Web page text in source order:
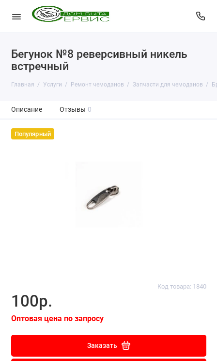
Бегунок №8 реверсивный никель
встречный
Главная Услуги Ремонт чемоданов Запчасти для чемоданов
Описание Отзывы 0
Популярный
Код товара: 1840
100р.
Оптовая цена по запросу
Заказать